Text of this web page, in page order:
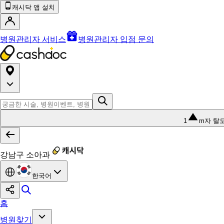
캐시닥 앱 설치
병원관리자 서비스 병원관리자 입점 문의
1 m자 탈
강남구 소아과
한국어
홈
병원찾기